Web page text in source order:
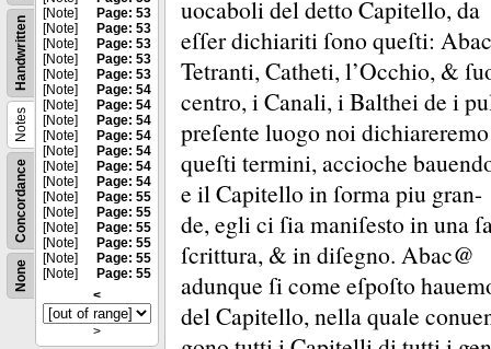
None
Concordance
Notes
Handwritten
[Note]
Page: 53
[Note]
Page: 53
[Note]
Page: 53
[Note]
Page: 53
[Note]
Page: 53
[Note]
Page: 54
[Note]
Page: 54
[Note]
Page: 54
[Note]
Page: 54
[Note]
Page: 54
[Note]
Page: 54
[Note]
Page: 54
[Note]
Page: 55
[Note]
Page: 55
[Note]
Page: 55
[Note]
Page: 55
[Note]
Page: 55
[Note]
Page: 55
<
>
uocaboli del detto Capitello, da
eſſer dichiariti ſono queſti:
Tetranti, Catheti, l’Occhio, &
centro, i Canali, i Balthei de i
preſente luogo noi dichiareremo
queſti termini, accioche
e il Capitello in ſorma piu gran-
de, egli ci ſia maniſesto in una
ſcrittura, & in diſegno. Abac@
adunque ſi come eſpoſto
del Capitello, nella quale